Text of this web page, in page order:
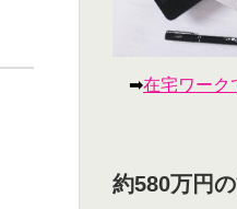
➡在宅ワーク
約580万円